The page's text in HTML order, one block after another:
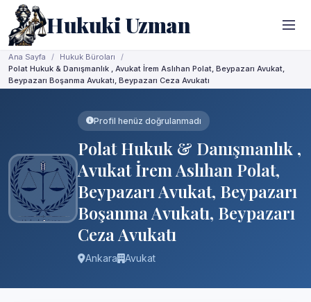
Hukuki Uzman
Ana Sayfa
Hukuk Büroları
Polat Hukuk & Danışmanlık , Avukat İrem Aslıhan Polat, Beypazarı Avukat,
Beypazarı Boşanma Avukatı, Beypazarı Ceza Avukatı
Profil henüz doğrulanmadı
Polat Hukuk & Danışmanlık ,
Avukat İrem Aslıhan Polat,
Beypazarı Avukat, Beypazarı
Boşanma Avukatı, Beypazarı
Ceza Avukatı
Ankara Avukat